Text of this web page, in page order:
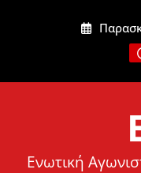
Ενωτική